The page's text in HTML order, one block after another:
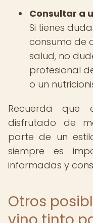
Consultar a
Si tienes
consumo de
salud, no
profesional
o un
Recuerda
disfrutado de
parte de un
siempre es
informadas y
Otros